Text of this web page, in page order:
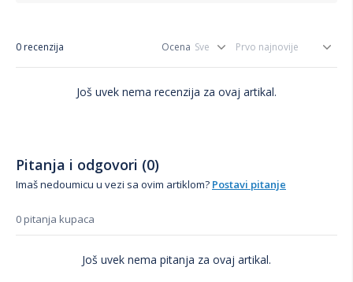
0 recenzija Ocena
Još uvek nema recenzija za ovaj artikal.
Pitanja i odgovori (0)
Imaš nedoumicu u vezi sa ovim artiklom? Postavi pitanje
0 pitanja kupaca
Još uvek nema pitanja za ovaj artikal.